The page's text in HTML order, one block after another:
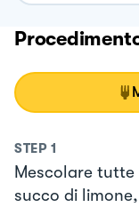
STEP 1
Mescolare tutte
succo di